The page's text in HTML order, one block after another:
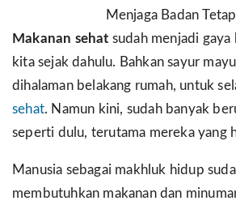
Menjaga Badan
Makanan sehat sudah menjadi
kita sejak dahulu. Bahkan sayur
dihalaman belakang rumah, untuk
sehat. Namun kini, sudah banyak
seperti dulu, terutama mereka yang
Manusia sebagai makhluk hidup
membutuhkan makanan dan